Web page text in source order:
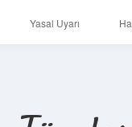
Yasal Uyarı